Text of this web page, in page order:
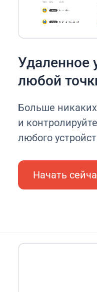
Удаленное
любой
Больше
и
любого
Начать